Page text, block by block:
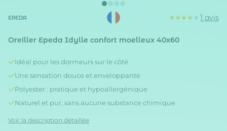
EPEDA 1 avis
Oreiller Epeda Idylle confort moelleux 40x60
Idéal pour les dormeurs sur le côté
Une sensation douce et enveloppante
Polyester : pratique et hypoallergénique
Naturel et pur, sans aucune substance chimique
Voir la description détaillée